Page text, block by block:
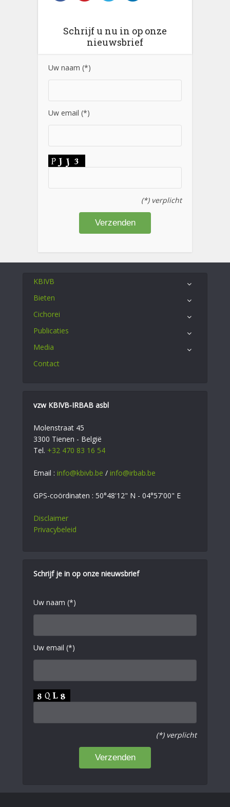
Schrijf u nu in op onze
nieuwsbrief
Uw naam (*)
Uw email (*)
(*) verplicht
KBIVB
Bieten
Cichorei
Publicaties
Media
Contact
vzw KBIVB-IRBAB asbl
Molenstraat 45
3300 Tienen - België
Tel. +32 470 83 16 54
Email : info@kbivb.be / info@irbab.be
GPS-coördinaten : 50°48'12" N - 04°57'00" E
Disclaimer
Privacybeleid
Schrijf je in op onze nieuwsbrief
Uw naam (*)
Uw email (*)
(*) verplicht